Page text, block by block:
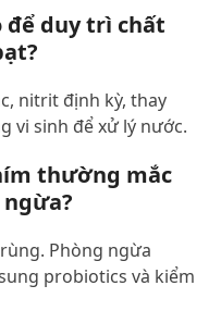
để duy trì chất
nitrit định kỳ, thay
vi sinh để xử lý nước.
thường mắc
Phòng ngừa
probiotics và kiểm